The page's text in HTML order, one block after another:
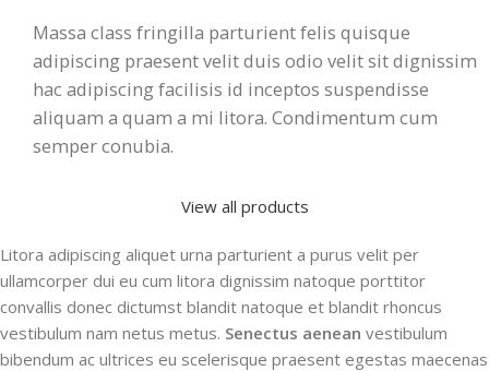
Massa class fringilla parturient felis quisque
adipiscing praesent velit duis odio velit sit dignissim
hac adipiscing facilisis id inceptos suspendisse
aliquam a quam a mi litora. Condimentum cum
semper conubia.
View all products
Litora adipiscing aliquet urna parturient a purus velit per
ullamcorper dui eu cum litora dignissim natoque porttitor
convallis donec dictumst blandit natoque et blandit rhoncus
vestibulum nam netus metus. Senectus aenean vestibulum
bibendum ac ultrices eu scelerisque praesent egestas maecenas